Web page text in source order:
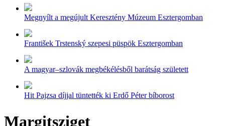
Megnyílt a megújult Keresztény Múzeum Esztergomban
František Trstenský szepesi püspök Esztergomban
A magyar–szlovák megbékélésből barátság született
Hit Pajzsa díjjal tüntették ki Erdő Péter bíborost
Margitsziget